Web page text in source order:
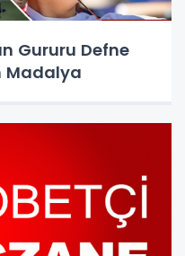
Gururu Defne
Madalya